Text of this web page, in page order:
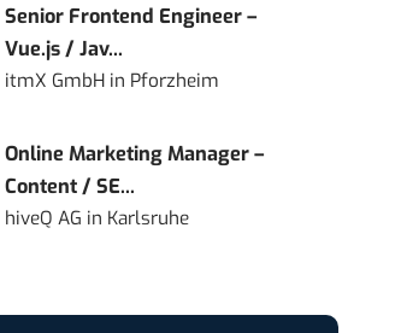
Senior Frontend Engineer –
Vue.js / Jav...
itmX GmbH in Pforzheim
Online Marketing Manager –
Content / SE...
hiveQ AG in Karlsruhe